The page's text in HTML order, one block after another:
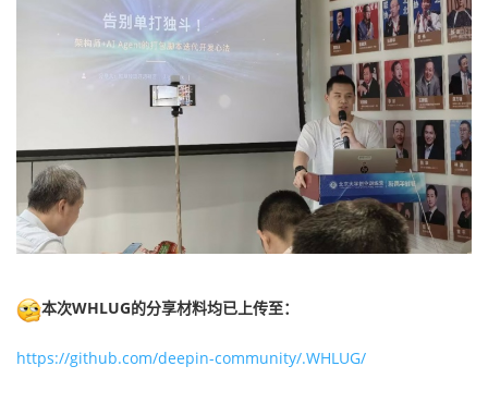
本次WHLUG的分享材料均已上传至：
https://github.com/deepin-community/.WHLUG/